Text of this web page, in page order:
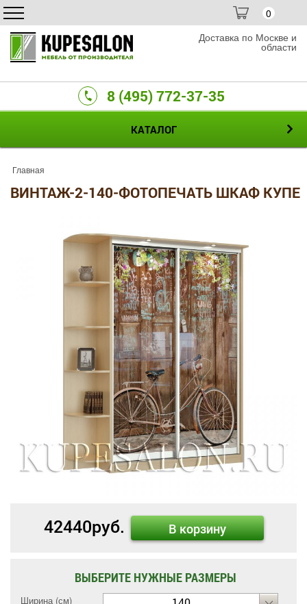
0
Доставка по Москве и
области
8 (495) 772-37-35
КАТАЛОГ
Главная
ВИНТАЖ-2-140-ФОТОПЕЧАТЬ ШКАФ КУПЕ
42440руб. В корзину
ВЫБЕРИТЕ НУЖНЫЕ РАЗМЕРЫ
Ширина (см)